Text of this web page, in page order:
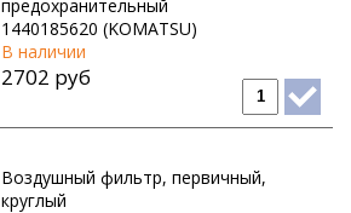
предохранительный
1440185620 (KOMATSU)
В наличии
2702 руб
Воздушный фильтр, первичный,
круглый